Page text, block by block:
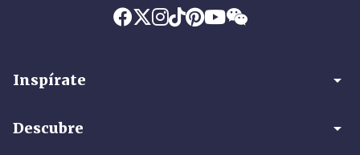
Inspírate arrow_drop_down
Descubre arrow_drop_down